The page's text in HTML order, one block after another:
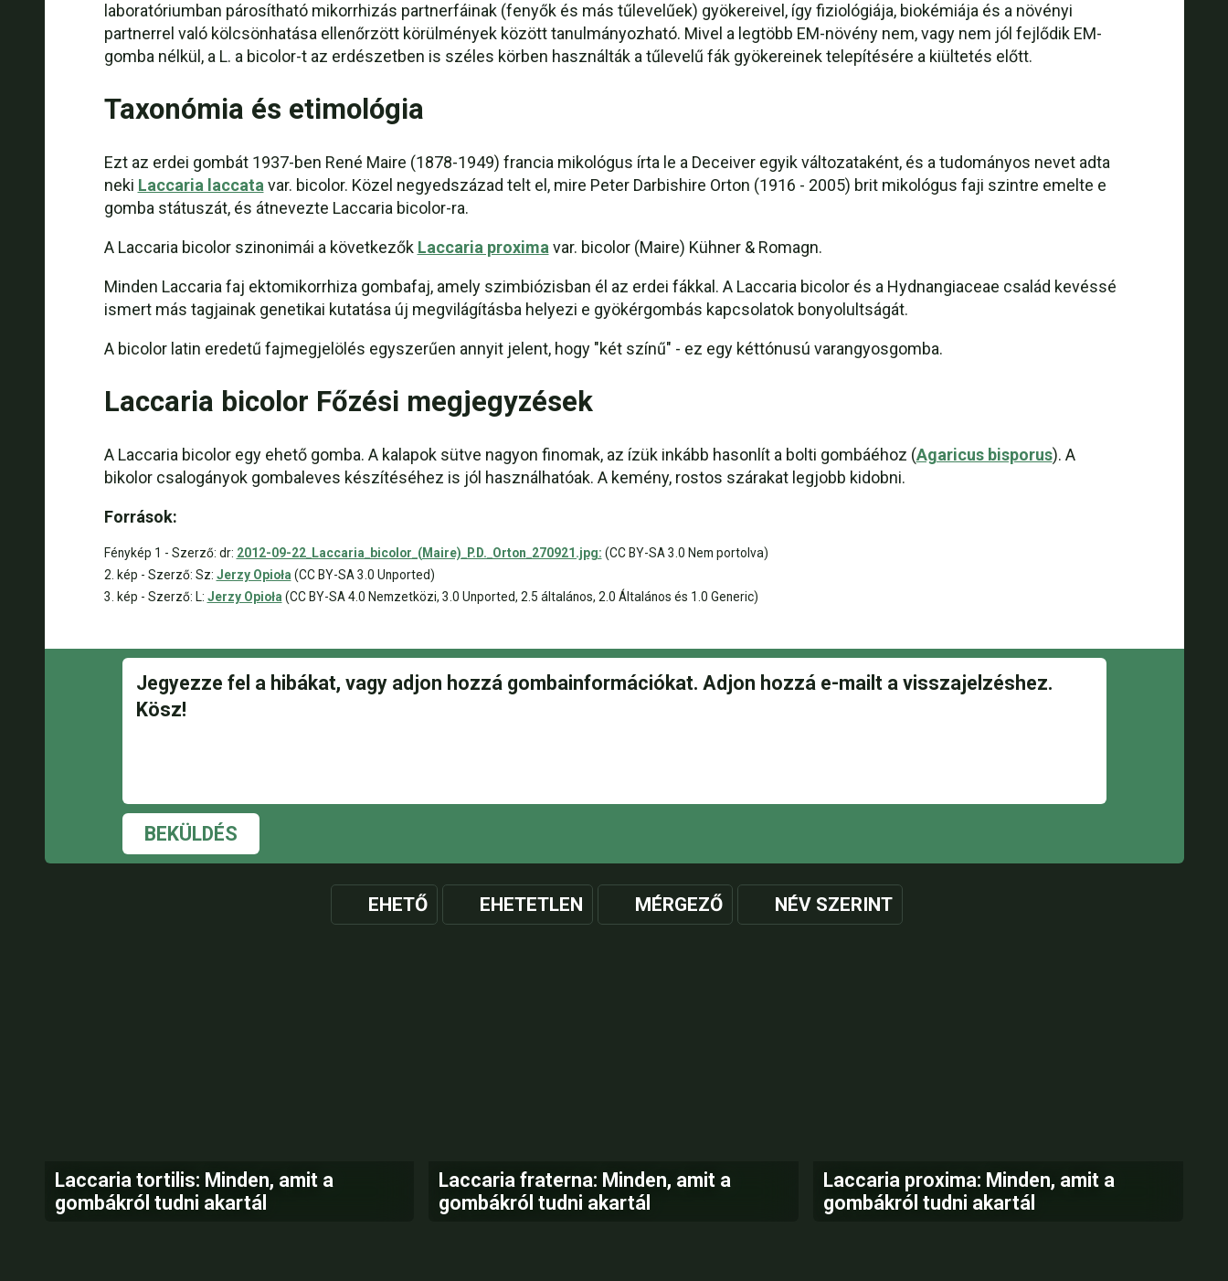
laboratóriumban párosítható mikorrhizás partnerfáinak (fenyők és más tűlevelűek) gyökereivel, így fiziológiája, biokémiája és a növényi
partnerrel való kölcsönhatása ellenőrzött körülmények között tanulmányozható. Mivel a legtöbb EM-növény nem, vagy nem jól fejlődik EM-
gomba nélkül, a L. a bicolor-t az erdészetben is széles körben használták a tűlevelű fák gyökereinek telepítésére a kiültetés előtt.
Taxonómia és etimológia
Ezt az erdei gombát 1937-ben René Maire (1878-1949) francia mikológus írta le a Deceiver egyik változataként, és a tudományos nevet adta
neki Laccaria laccata var. bicolor. Közel negyedszázad telt el, mire Peter Darbishire Orton (1916 - 2005) brit mikológus faji szintre emelte e
gomba státuszát, és átnevezte Laccaria bicolor-ra.
A Laccaria bicolor szinonimái a következők Laccaria proxima var. bicolor (Maire) Kühner & Romagn.
Minden Laccaria faj ektomikorrhiza gombafaj, amely szimbiózisban él az erdei fákkal. A Laccaria bicolor és a Hydnangiaceae család kevéssé
ismert más tagjainak genetikai kutatása új megvilágításba helyezi e gyökérgombás kapcsolatok bonyolultságát.
A bicolor latin eredetű fajmegjelölés egyszerűen annyit jelent, hogy "két színű" - ez egy kéttónusú varangyosgomba.
Laccaria bicolor Főzési megjegyzések
A Laccaria bicolor egy ehető gomba. A kalapok sütve nagyon finomak, az ízük inkább hasonlít a bolti gombáéhoz (Agaricus bisporus). A
bikolor csalogányok gombaleves készítéséhez is jól használhatóak. A kemény, rostos szárakat legjobb kidobni.
Források:
Fénykép 1 - Szerző: dr: 2012-09-22_Laccaria_bicolor_(Maire)_P.D._Orton_270921.jpg: (CC BY-SA 3.0 Nem portolva)
2. kép - Szerző: Sz: Jerzy Opioła (CC BY-SA 3.0 Unported)
3. kép - Szerző: L: Jerzy Opioła (CC BY-SA 4.0 Nemzetközi, 3.0 Unported, 2.5 általános, 2.0 Általános és 1.0 Generic)
BEKÜLDÉS
EHETŐ EHETETLEN MÉRGEZŐ NÉV SZERINT
Laccaria tortilis: Minden, amit a
gombákról tudni akartál
Laccaria fraterna: Minden, amit a
gombákról tudni akartál
Laccaria proxima: Minden, amit a
gombákról tudni akartál